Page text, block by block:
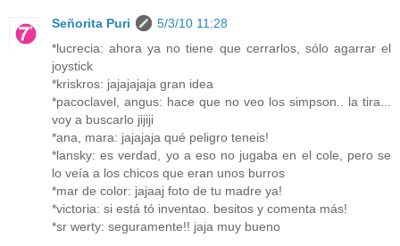
Señorita Puri
5/3/10 11:28
*lucrecia: ahora ya no tiene que cerrarlos, sólo agarrar el
joystick
*kriskros: jajajajaja gran idea
*pacoclavel, angus: hace que no veo los simpson.. la tira...
voy a buscarlo jijiji
*ana, mara: jajajaja qué peligro teneis!
*lansky: es verdad, yo a eso no jugaba en el cole, pero se
lo veía a los chicos que eran unos burros
*mar de color: jajaaj foto de tu madre ya!
*victoria: si está tó inventao. besitos y comenta más!
*sr werty: seguramente!! jaja muy bueno